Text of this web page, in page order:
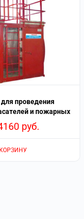
проведения
и пожарных
руб.